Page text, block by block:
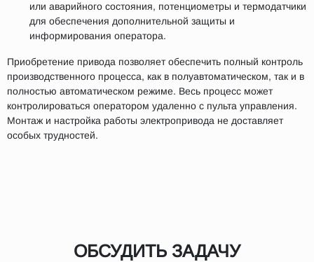
или аварийного состояния, потенциометры и термодатчики
для обеспечения дополнительной защиты и
информирования оператора.
Приобретение привода позволяет обеспечить полный контроль
производственного процесса, как в полуавтоматическом, так и в
полностью автоматическом режиме. Весь процесс может
контролироваться оператором удаленно с пульта управления.
Монтаж и настройка работы электропривода не доставляет
особых трудностей.
ОБСУДИТЬ ЗАДАЧУ